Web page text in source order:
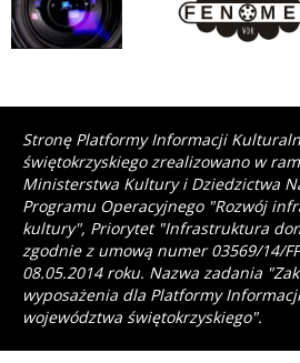
Stronę Platformy Informacji
świętokrzyskiego zrealizowano w
Ministerstwa Kultury i Dziedzictwa
Programu Operacyjnego "Rozwój
kultury", Priorytet "Infrastruktura
zgodnie z umową numer 03569/14/
08.05.2014 roku. Nazwa zadania
wyposażenia dla Platformy
województwa świętokrzyskiego".